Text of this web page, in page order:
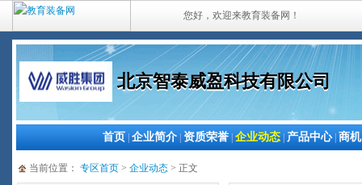
您好，欢迎来教育装备网！
北京智泰威盈科技有限公司
首页 企业简介 资质荣誉 企业动态 产品中心| 商机
当前位置： 专区首页 > 企业动态 > 正文